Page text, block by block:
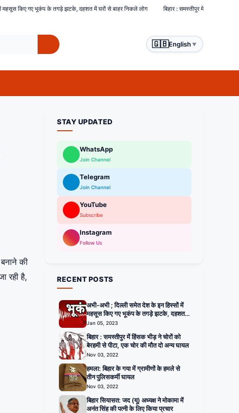
झटके, दहशत में घरों से बाहर निकले लोग बिहार : समस्तीपुर में हिंसक भीड़ ने चोरों को बेरहमी से पीटा, एक
🇬🇧English ▼
की
रही है,
STAY UPDATED
WhatsApp
Join Channel
Telegram
Join Channel
YouTube
Subscribe
Instagram
Follow Us
RECENT POSTS
अभी-अभी ; दिल्ली समेत देश के इन हिस्सों में
महसूस किए गए भूकंप के तगड़े झटके, दहशत में
घरों से बाहर निकले लोग
Jan 05, 2023
बिहार : समस्तीपुर में हिंसक भीड़ ने चोरों को
बेरहमी से पीटा, एक चोर की मौत दो अन्य घायल
Nov 03, 2022
हमला: बिहार के गया में ग्रामीणों के हमले से
तीन पुलिसकर्मी घायल
Nov 03, 2022
बिहार सियासत: जद (यू) अध्यक्ष ने मोकामा में
अनंत सिंह की पत्नी के लिए किया प्रचार